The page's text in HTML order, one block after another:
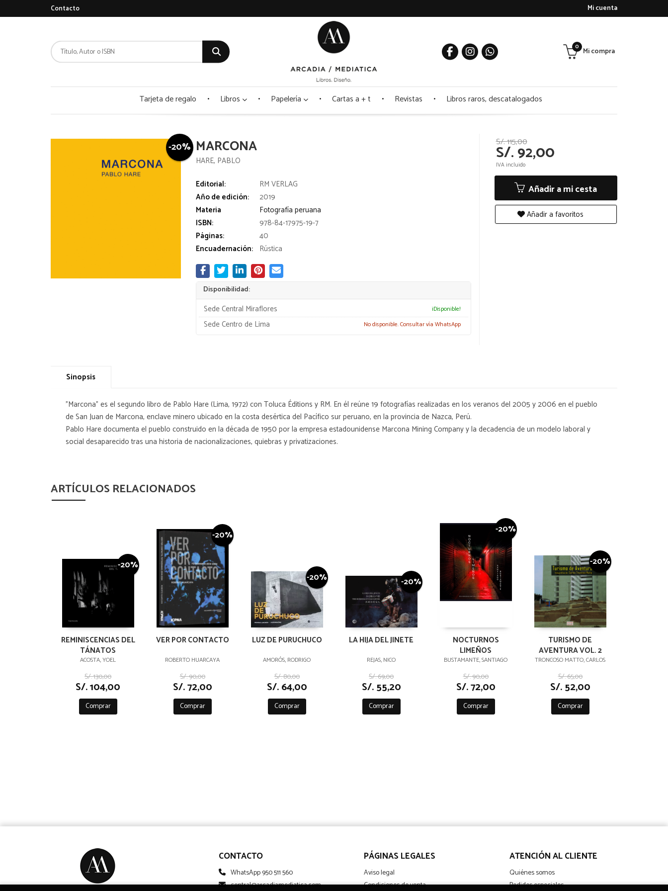
Mi cuenta
Contacto
Mi compra
0
Tarjeta de regalo Libros Papelería Cartas a + t Revistas Libros raros, descatalogados
-20% MARCONA
HARE, PABLO
Editorial:
RM VERLAG
Año de edición:
2019
Materia
Fotografía peruana
ISBN:
978-84-17975-19-7
Páginas:
40
Encuadernación: Rústica
Disponibilidad:
Sede Central Miraflores ¡Disponible!
Sede Centro de Lima No disponible. Consultar vía WhatsApp
S/. 115,00
S/. 92,00
IVA incluido
Añadir a mi cesta
Añadir a favoritos
Sinopsis
"Marcona" es el segundo libro de Pablo Hare (Lima, 1972) con Toluca Éditions y RM. En él reúne 19 fotografías realizadas en los veranos del 2005 y 2006 en el pueblo
de San Juan de Marcona, enclave minero ubicado en la costa desértica del Pacífico sur peruano, en la provincia de Nazca, Perú.
Pablo Hare documenta el pueblo construido en la década de 1950 por la empresa estadounidense Marcona Mining Company y la decadencia de un modelo laboral y
social desaparecido tras una historia de nacionalizaciones, quiebras y privatizaciones.
ARTÍCULOS RELACIONADOS
-20%
REMINISCENCIAS DEL
TÁNATOS
ACOSTA, YOEL
S/. 130,00
S/. 104,00
Comprar
-20%
VER POR CONTACTO
ROBERTO HUARCAYA
S/. 90,00
S/. 72,00
Comprar
-20%
LUZ DE PURUCHUCO
AMORÓS, RODRIGO
S/. 80,00
S/. 64,00
Comprar
-20%
LA HIJA DEL JINETE
REJAS, NICO
S/. 69,00
S/. 55,20
Comprar
-20%
NOCTURNOS
LIMEÑOS
BUSTAMANTE, SANTIAGO
S/. 90,00
S/. 72,00
Comprar
-20%
TURISMO DE
AVENTURA VOL. 2
TRONCOSO MATTO, CARLOS
S/. 65,00
S/. 52,00
Comprar
CONTACTO
WhatsApp 950 511 560
central@arcadiamediatica.com
PÁGINAS LEGALES
Aviso legal
Condiciones de venta
ATENCIÓN AL CLIENTE
Quiénes somos
Pedidos especiales